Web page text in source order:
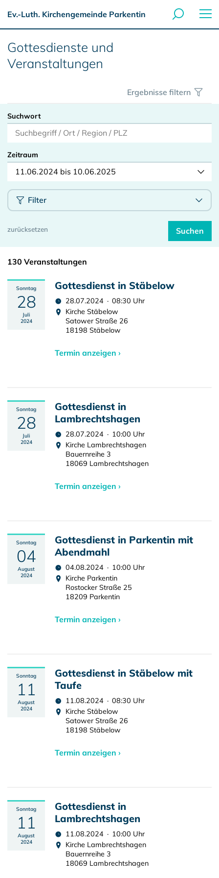
Ev.-Luth. Kirchengemeinde Parkentin
Gottesdienste und
Veranstaltungen
Ergebnisse filtern
Suchwort
Zeitraum
11.06.2024 bis 10.06.2025
Filter
130 Veranstaltungen
Sonntag
28
Juli
2024
Gottesdienst in Stäbelow
28.07.2024 · 08:30 Uhr
Kirche Stäbelow
Satower Straße 26
18198 Stäbelow
Termin anzeigen ›
Sonntag
28
Juli
2024
Gottesdienst in
Lambrechtshagen
28.07.2024 · 10:00 Uhr
Kirche Lambrechtshagen
Bauernreihe 3
18069 Lambrechtshagen
Termin anzeigen ›
Sonntag
04
August
2024
Gottesdienst in Parkentin mit
Abendmahl
04.08.2024 · 10:00 Uhr
Kirche Parkentin
Rostocker Straße 25
18209 Parkentin
Termin anzeigen ›
Sonntag
11
August
2024
Gottesdienst in Stäbelow mit
Taufe
11.08.2024 · 08:30 Uhr
Kirche Stäbelow
Satower Straße 26
18198 Stäbelow
Termin anzeigen ›
Sonntag
11
August
2024
Gottesdienst in
Lambrechtshagen
11.08.2024 · 10:00 Uhr
Kirche Lambrechtshagen
Bauernreihe 3
18069 Lambrechtshagen